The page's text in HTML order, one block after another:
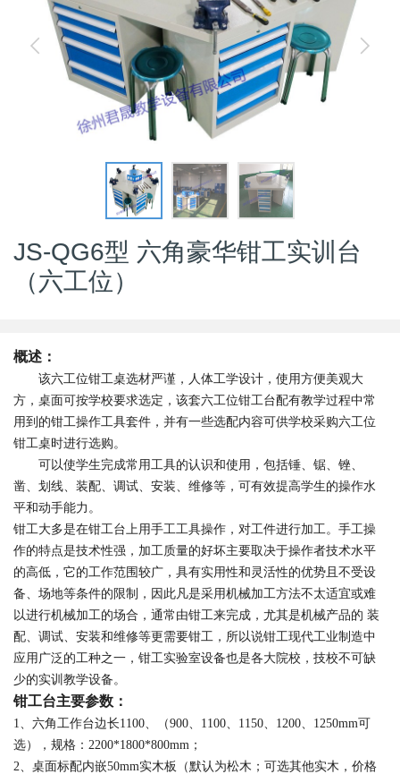
JS-QG6型 六角豪华钳工实训台
（六工位）
概述：
该六工位钳工桌选材严谨，人体工学设计，使用方便美观大
方，桌面可按学校要求选定，该套六工位钳工台配有教学过程中常
用到的钳工操作工具套件，并有一些选配内容可供学校采购六工位
钳工桌时进行选购。
可以使学生完成常用工具的认识和使用，包括锤、锯、锉、
凿、划线、装配、调试、安装、维修等，可有效提高学生的操作水
平和动手能力。
钳工大多是在钳工台上用手工工具操作，对工件进行加工。手工操
作的特点是技术性强，加工质量的好坏主要取决于操作者技术水平
的高低，它的工作范围较广，具有实用性和灵活性的优势且不受设
备、场地等条件的限制，因此凡是采用机械加工方法不太适宜或难
以进行机械加工的场合，通常由钳工来完成，尤其是机械产品的 装
配、调试、安装和维修等更需要钳工，所以说钳工现代工业制造中
应用广泛的工种之一，钳工实验室设备也是各大院校，技校不可缺
少的实训教学设备。
钳工台主要参数：
1、六角工作台边长1100、（900、1100、1150、1200、1250mm可
选），规格：2200*1800*800mm；
2、桌面标配内嵌50mm实木板（默认为松木；可选其他实木，价格